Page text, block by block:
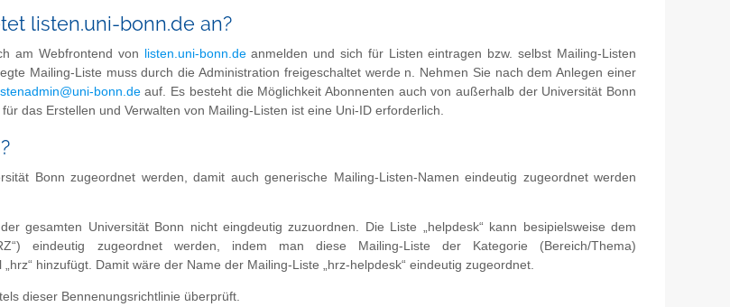
listen.uni-bonn.de an?
am Webfrontend von listen.uni-bonn.deanmelden und sich für Listen eintragen bzw. selbst Mailing-Listen
Mailing-Liste muss durch die Administration freigeschaltet werde n. Nehmen Sie nach dem Anlegen einer
bonn.deauf. Es besteht die Möglichkeit Abonnenten auch von außerhalb der Universität Bonn
das Erstellen und Verwalten von Mailing-Listen ist eine Uni-ID erforderlich.
Bonn zugeordnet werden, damit auch generische Mailing-Listen-Namen eindeutig zugeordnet werden
gesamten Universität Bonn nicht eingdeutig zuzuordnen. Die Liste „helpdesk“ kann besipielsweise dem
eindeutig zugeordnet werden, indem man diese Mailing-Liste der Kategorie (Bereich/Thema)
hinzufügt. Damit wäre der Name der Mailing-Liste „hrz-helpdesk“ eindeutig zugeordnet.
dieser Bennenungsrichtlinie überprüft.